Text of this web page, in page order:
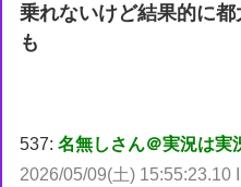
乗れないけど結果的に
も
537:名無しさん＠実況は実
2026/05/09(土) 15:55:23.10